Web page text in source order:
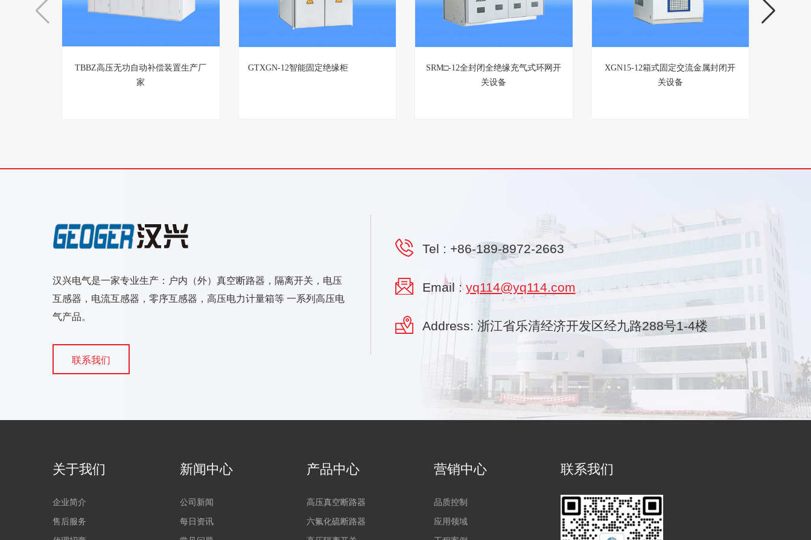
TBBZ高压无功自动补偿装置生产厂
家
GTXGN-12智能固定绝缘柜
SRM□-12全封闭全绝缘充气式环网开
关设备
XGN15-12箱式固定交流金属封闭开
关设备
汉兴电气是一家专业生产：户内（外）真空断路器，隔离开关，电压
互感器，电流互感器，零序互感器，高压电力计量箱等 一系列高压电
气产品。
联系我们
Tel : +86-189-8972-2663
Email :yq114@yq114.com
Address: 浙江省乐清经济开发区经九路288号1-4楼
关于我们
企业简介
售后服务
新闻中心
公司新闻
每日资讯
产品中心
高压真空断路器
六氟化硫断路器
营销中心
品质控制
应用领域
联系我们